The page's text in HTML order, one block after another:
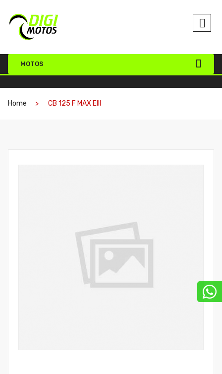
MOTOS
Home CB 125 F MAX EIII